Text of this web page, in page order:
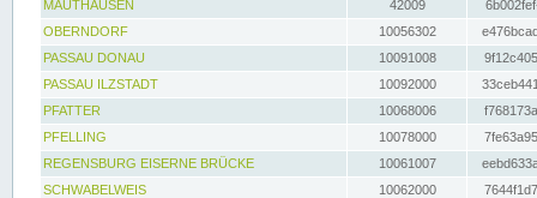
MAUTHAUSEN
42009
OBERNDORF
10056302
PASSAU DONAU
10091008
PASSAU ILZSTADT
10092000
PFATTER
10068006
PFELLING
10078000
REGENSBURG EISERNE BRÜCKE
10061007
SCHWABELWEIS
10062000